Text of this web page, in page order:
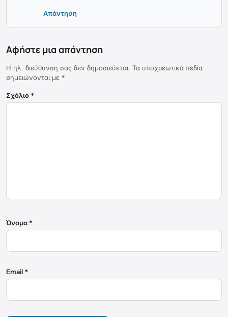
Απάντηση
Αφήστε μια απάντηση
Η ηλ. διεύθυνση σας δεν δημοσιεύεται. Τα υποχρεωτικά πεδία
σημειώνονται με *
Σχόλιο *
Όνομα *
Email *